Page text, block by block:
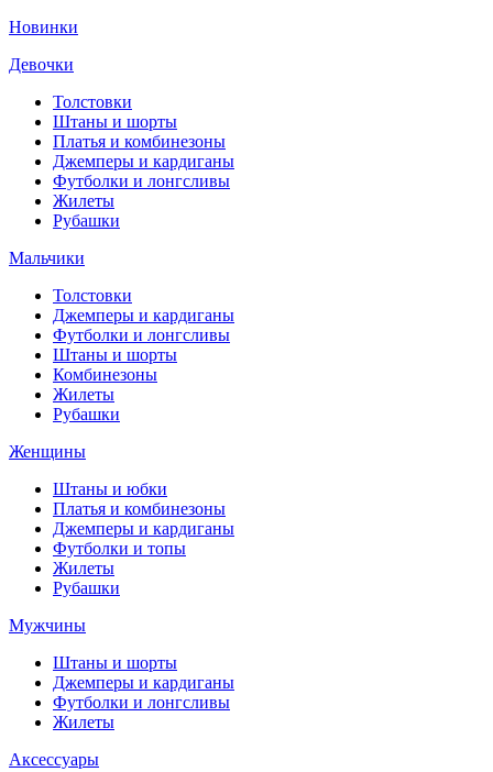
Новинки
Девочки
Толстовки
Штаны и шорты
Платья и комбинезоны
Джемперы и кардиганы
Футболки и лонгсливы
Жилеты
Рубашки
Мальчики
Толстовки
Джемперы и кардиганы
Футболки и лонгсливы
Штаны и шорты
Комбинезоны
Жилеты
Рубашки
Женщины
Штаны и юбки
Платья и комбинезоны
Джемперы и кардиганы
Футболки и топы
Жилеты
Рубашки
Мужчины
Штаны и шорты
Джемперы и кардиганы
Футболки и лонгсливы
Жилеты
Аксессуары